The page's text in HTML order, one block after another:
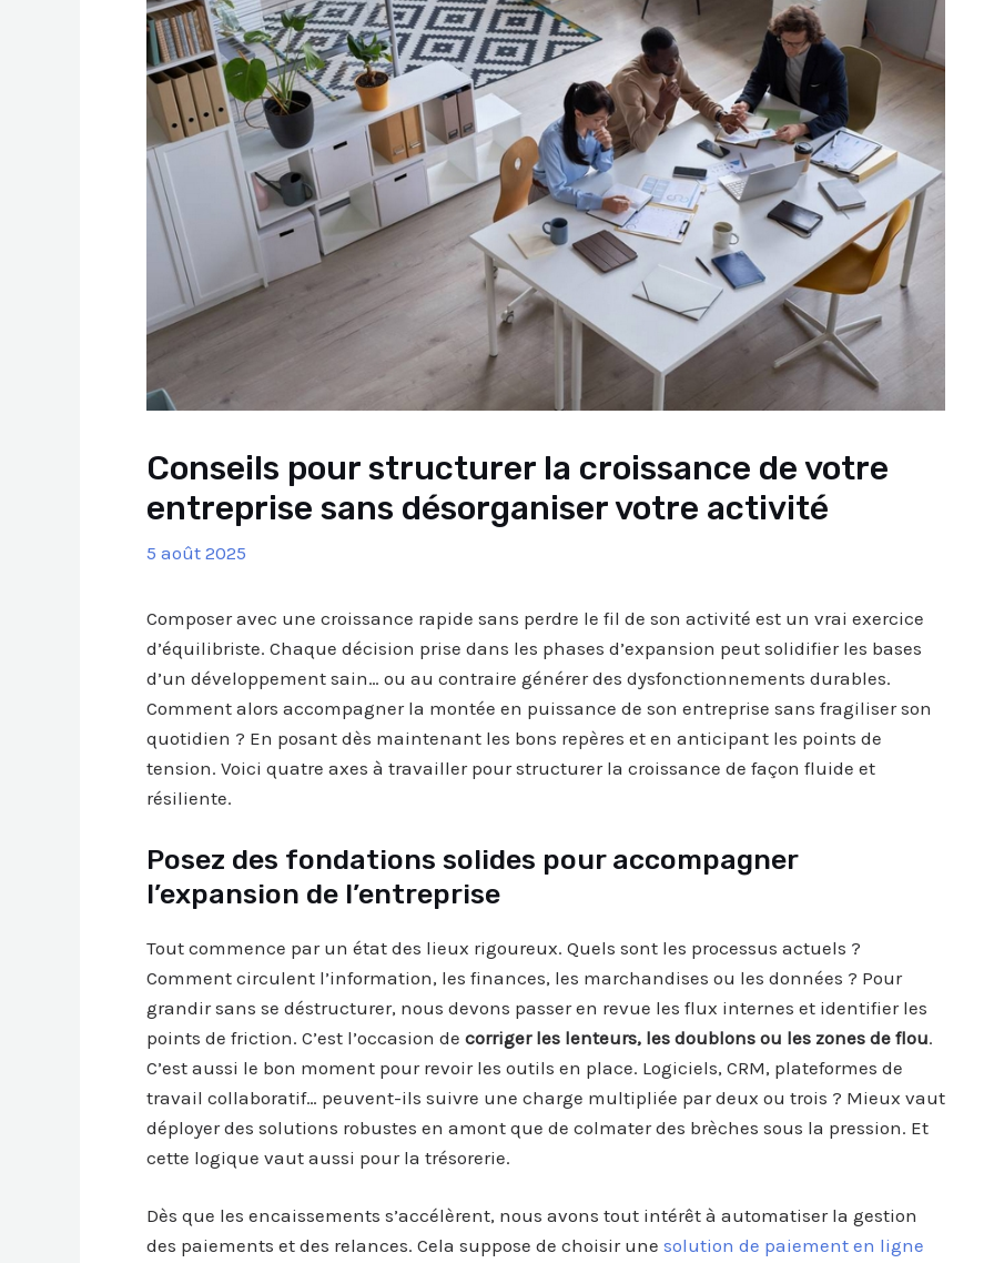
Conseils pour structurer la croissance de votre
entreprise sans désorganiser votre activité
5 août 2025
Composer avec une croissance rapide sans perdre le fil de son activité est un vrai exercice
d’équilibriste. Chaque décision prise dans les phases d’expansion peut solidifier les bases
d’un développement sain… ou au contraire générer des dysfonctionnements durables.
Comment alors accompagner la montée en puissance de son entreprise sans fragiliser son
quotidien ? En posant dès maintenant les bons repères et en anticipant les points de
tension. Voici quatre axes à travailler pour structurer la croissance de façon fluide et
résiliente.
Posez des fondations solides pour accompagner
l’expansion de l’entreprise
Tout commence par un état des lieux rigoureux. Quels sont les processus actuels ?
Comment circulent l’information, les finances, les marchandises ou les données ? Pour
grandir sans se déstructurer, nous devons passer en revue les flux internes et identifier les
points de friction. C’est l’occasion de corriger les lenteurs, les doublons ou les zones de flou.
C’est aussi le bon moment pour revoir les outils en place. Logiciels, CRM, plateformes de
travail collaboratif… peuvent-ils suivre une charge multipliée par deux ou trois ? Mieux vaut
déployer des solutions robustes en amont que de colmater des brèches sous la pression. Et
cette logique vaut aussi pour la trésorerie.
Dès que les encaissements s’accélèrent, nous avons tout intérêt à automatiser la gestion
des paiements et des relances. Cela suppose de choisir une solution de paiement en ligne